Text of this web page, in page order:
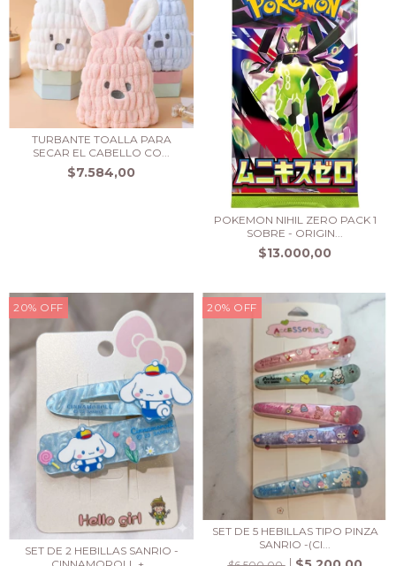
TURBANTE TOALLA PARA
SECAR EL CABELLO CO...
$7.584,00
POKEMON NIHIL ZERO PACK 1
SOBRE - ORIGIN...
$13.000,00
20% OFF
SET DE 2 HEBILLAS SANRIO -
20% OFF
SET DE 5 HEBILLAS TIPO PINZA
SANRIO -(CI...